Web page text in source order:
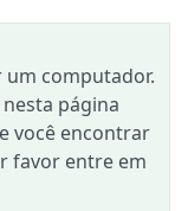
computador.
página
você encontrar
favor entre em